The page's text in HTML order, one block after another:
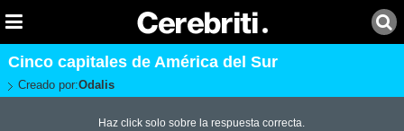
Cinco capitales de América del Sur
Creado por:Odalis
Haz click solo sobre la respuesta correcta.